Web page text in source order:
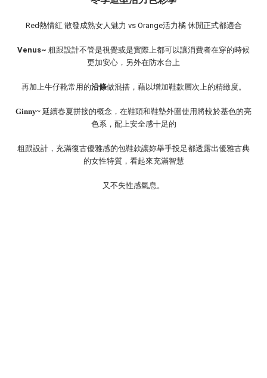
Red熱情紅 散發成熟女人魅力 vs Orange活力橘 休閒正式都適合
Venus~ 粗跟設計不管是視覺或是實際上都可以讓消費者在穿的時候
更加安心，另外在防水台上
再加上牛仔靴常用的沿條做混搭，藉以增加鞋款層次上的精緻度。
Ginny~ 延續春夏拼接的概念，在鞋頭和鞋墊外圍使用將較於基色的亮
色系，配上安全感十足的
粗跟設計，充滿復古優雅感的包鞋款讓妳舉手投足都透露出優雅古典
的女性特質，看起來充滿智慧
又不失性感氣息。